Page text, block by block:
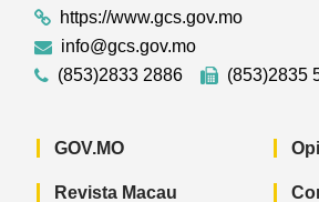
https://www.gcs.gov.mo
info@gcs.gov.mo
(853)2833 2886
(853)2835
GOV.MO
Revista Macau